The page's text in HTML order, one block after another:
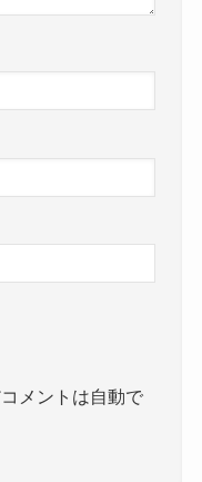
メントは自動で